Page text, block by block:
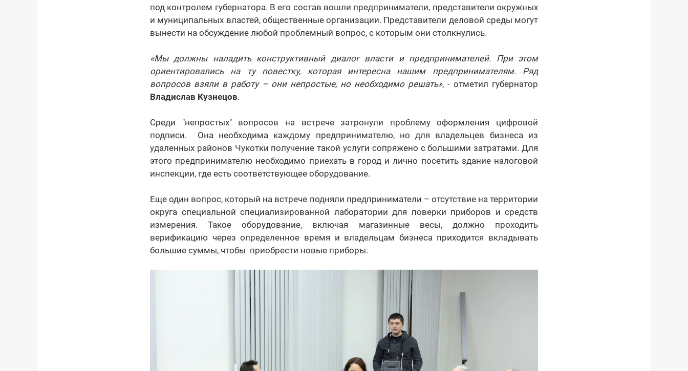
под контролем губернатора. В его состав вошли предприниматели, представители окружных
и муниципальных властей, общественные организации. Представители деловой среды могут
вынести на обсуждение любой проблемный вопрос, с которым они столкнулись.
«Мы должны наладить конструктивный диалог власти и предпринимателей. При этом
ориентировались на ту повестку, которая интересна нашим предпринимателям. Ряд
вопросов взяли в работу – они непростые, но необходимо решать», - отметил губернатор
Владислав Кузнецов.
Среди "непростых" вопросов на встрече затронули проблему оформления цифровой
подписи. Она необходима каждому предпринимателю, но для владельцев бизнеса из
удаленных районов Чукотки получение такой услуги сопряжено с большими затратами. Для
этого предпринимателю необходимо приехать в город и лично посетить здание налоговой
инспекции, где есть соответствующее оборудование.
Еще один вопрос, который на встрече подняли предприниматели – отсутствие на территории
округа специальной специализированной лаборатории для поверки приборов и средств
измерения. Такое оборудование, включая магазинные весы, должно проходить
верификацию через определенное время и владельцам бизнеса приходится вкладывать
большие суммы, чтобы приобрести новые приборы.